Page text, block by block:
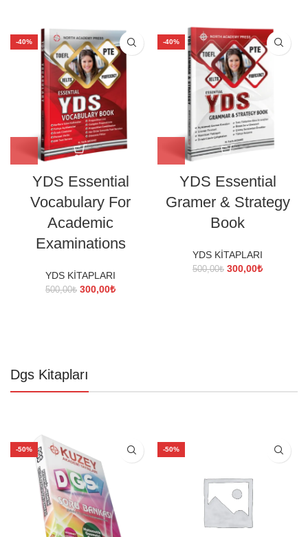
-40%
YDS Essential
Vocabulary For
Academic
Examinations
YDS KİTAPLARI
500,00₺ Orijinal
300,00₺Şu
-40%
YDS Essential
Gramer & Strategy
Book
YDS KİTAPLARI
500,00₺ Orijinal
300,00₺Şu
Dgs Kitapları
-50% -50%